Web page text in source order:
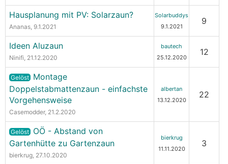
Hausplanung mit PV: Solarzaun?
Ananas, 9.1.2021
Solarbuddys
9.1.2021
9
Ideen Aluzaun
Ninifi, 21.12.2020
bautech
25.12.2020
12
Gelöst Montage
Doppelstabmattenzaun - einfachste
Vorgehensweise
Casemodder, 21.2.2020
albertan
13.12.2020
22
Gelöst OÖ - Abstand von
Gartenhütte zu Gartenzaun
bierkrug, 27.10.2020
bierkrug
11.11.2020
3